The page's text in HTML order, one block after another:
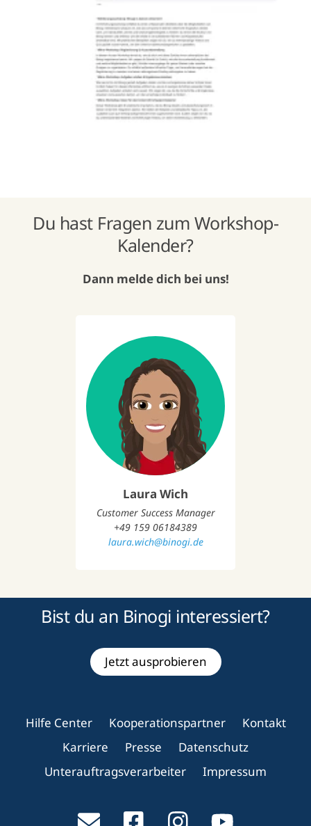
Du hast Fragen zum Workshop-
Kalender?
Dann melde dich bei uns!
Laura Wich
Customer Success Manager
+49 159 06184389
laura.wich@binogi.de
Bist du an Binogi interessiert?
Jetzt ausprobieren
Hilfe Center Kooperationspartner
Kontakt
Karriere
Presse
Datenschutz
Unterauftragsverarbeiter
Impressum